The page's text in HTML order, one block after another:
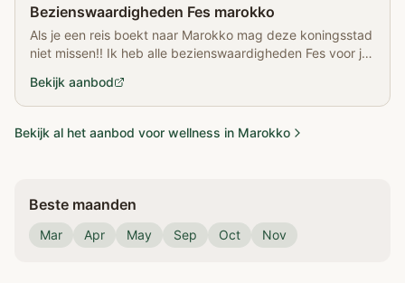
Bezienswaardigheden Fes marokko
Als je een reis boekt naar Marokko mag deze koningsstad
niet missen!! Ik heb alle bezienswaardigheden Fes voor je
Bekijk aanbod
Bekijk al het aanbod voor wellness in Marokko
Beste maanden
Mar Apr May Sep Oct Nov